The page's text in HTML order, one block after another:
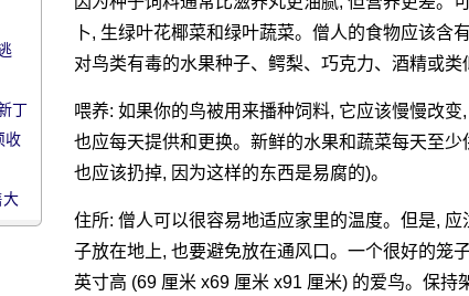
卜, 生绿叶花椰菜和绿叶蔬菜。僧人的食物应该含
对鸟类有毒的水果种子、鳄梨、巧克力、酒精或类
喂养: 如果你的鸟被用来播种饲料, 它应该慢慢改
也应每天提供和更换。新鲜的水果和蔬菜每天至
也应该扔掉, 因为这样的东西是易腐的)。
住所: 僧人可以很容易地适应家里的温度。但是,
子放在地上, 也要避免放在通风口。一个很好的笼
英寸高 (69 厘米 x69 厘米 x91 厘米) 的爱鸟。保
丁
收
大